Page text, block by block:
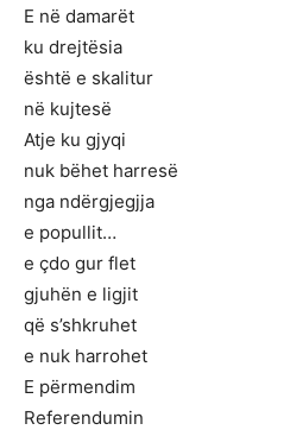
E në damarët
ku drejtësia
është e skalitur
në kujtesë
Atje ku gjyqi
nuk bëhet harresë
nga ndërgjegjja
e popullit…
e çdo gur flet
gjuhën e ligjit
që s’shkruhet
e nuk harrohet
E përmendim
Referendumin